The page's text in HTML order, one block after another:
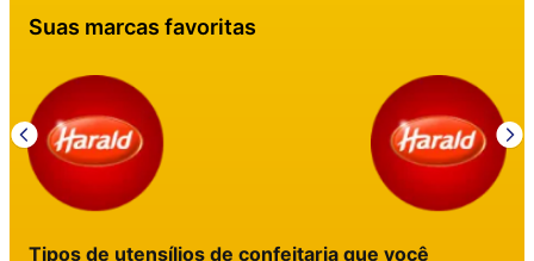
Suas marcas favoritas
Tipos de utensílios de confeitaria que você